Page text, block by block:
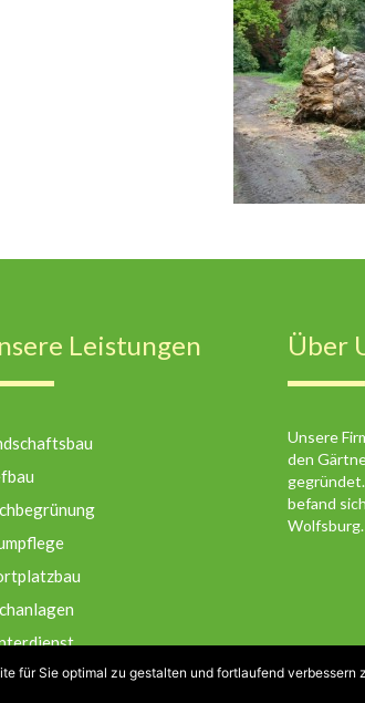
Leistungen Über
Unsere
den
befand
Wolfsburg.
für Sie optimal zu gestalten und fortlaufend